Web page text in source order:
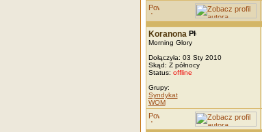
Koranona
Morning Glory
Dołączyła: 03 Sty 2010
Skąd: Z północy
Status: offline
Grupy:
Syndykat
WOM